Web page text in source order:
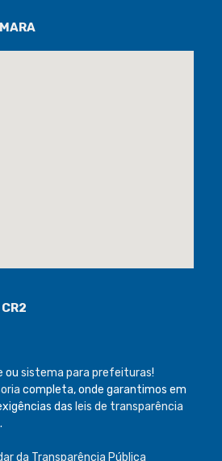
ou sistema para prefeituras!
completa, onde garantimos em
das leis de transparência
da Transparência Pública